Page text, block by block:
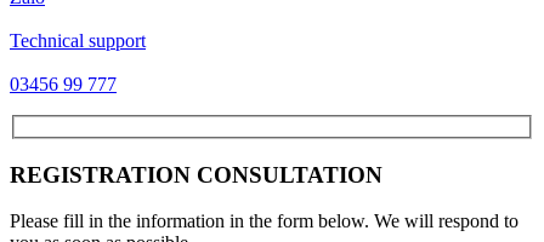
Technical support
03456 99 777
REGISTRATION CONSULTATION
Please fill in the information in the form below. We will respond to